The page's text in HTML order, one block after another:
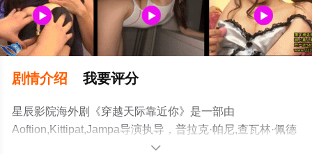
剧情介绍 我要评分
星辰影院海外剧《穿越天际靠近你》是一部由
Aoftion,Kittipat,Jampa导演执导，普拉克·帕尼,查瓦林·佩德
皮里亚旺,甘·克里查纳潘,塔那克利·奇安淳亚,提图特·钟玛尼
